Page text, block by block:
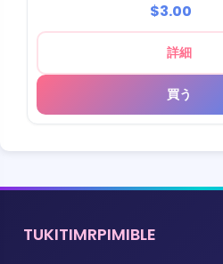
$3.00
詳細
買う
TUKITIMRPIMIBLE